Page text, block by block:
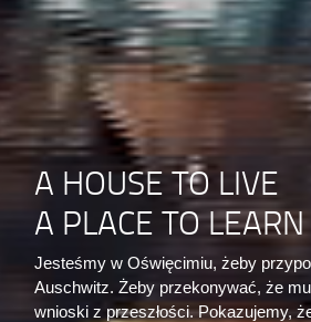
A HOUSE TO LIVE
A PLACE TO LEARN
Jesteśmy w Oświęcimiu, żeby
Auschwitz. Żeby przekonywać, że
wnioski z przeszłości. Pokazujemy,